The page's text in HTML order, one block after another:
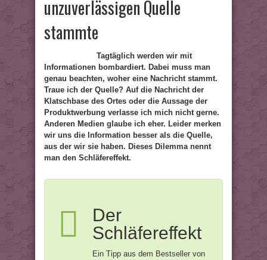
unzuverlässigen Quelle
stammte
Tagtäglich werden wir mit
Informationen bombardiert. Dabei muss man
genau beachten, woher eine Nachricht stammt.
Traue ich der Quelle? Auf die Nachricht der
Klatschbase des Ortes oder die Aussage der
Produktwerbung verlasse ich mich nicht gerne.
Anderen Medien glaube ich eher. Leider merken
wir uns die Information besser als die Quelle,
aus der wir sie haben. Dieses Dilemma nennt
man den Schläfereffekt.
Der
Schläfereffekt
Ein Tipp aus dem Bestseller von